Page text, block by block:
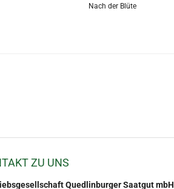
Nach der Blüte
ZU UNS
Quedlinburger Saatgut mbH